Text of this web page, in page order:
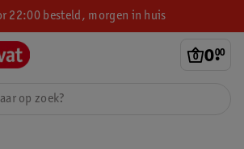
22:00 besteld, morgen in huis
0.
00